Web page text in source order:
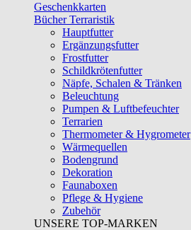
Geschenkkarten
Bücher Terraristik
Hauptfutter
Ergänzungsfutter
Frostfutter
Schildkrötenfutter
Näpfe, Schalen & Tränken
Beleuchtung
Pumpen & Luftbefeuchter
Terrarien
Thermometer & Hygrometer
Wärmequellen
Bodengrund
Dekoration
Faunaboxen
Pflege & Hygiene
Zubehör
UNSERE TOP-MARKEN